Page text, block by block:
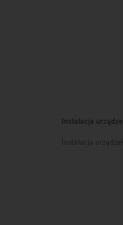
Instalacja
Instalacja